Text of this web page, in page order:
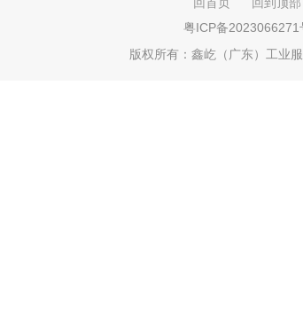
粤ICP备2023066271
版权所有： 鑫屹（广东）工业